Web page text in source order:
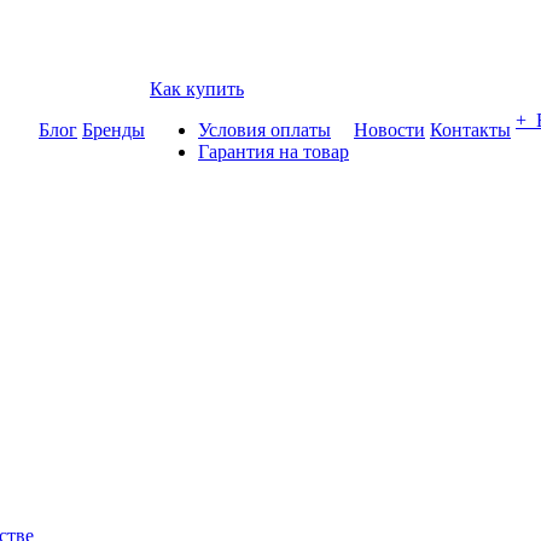
Блог Бренды
Как купить
Условия оплаты
Гарантия на товар
Новости Контакты +